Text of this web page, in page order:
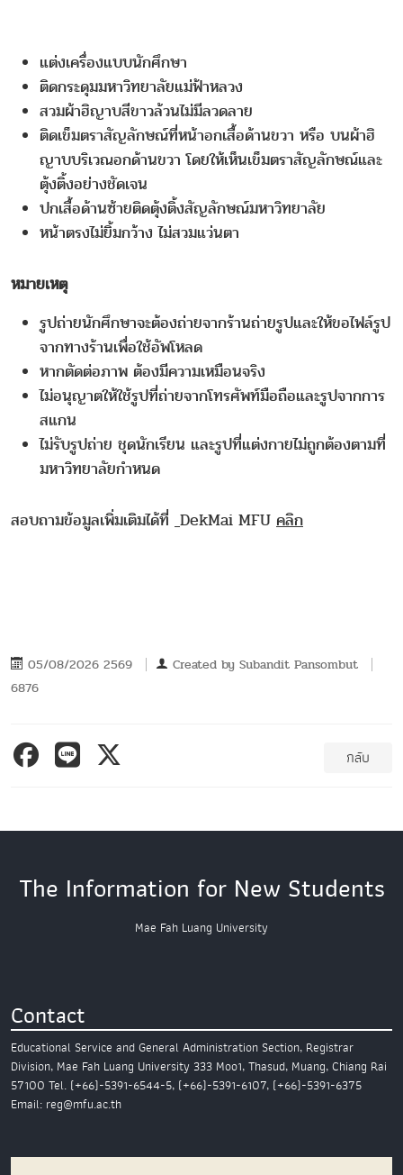
แต่งเครื่องแบบนักศึกษา
ติดกระดุมมหาวิทยาลัยแม่ฟ้าหลวง
สวมผ้าฮิญาบสีขาวล้วนไม่มีลวดลาย
ติดเข็มตราสัญลักษณ์ที่หน้าอกเสื้อด้านขวา หรือ บนผ้าฮิ
ญาบบริเวณอกด้านขวา โดยให้เห็นเข็มตราสัญลักษณ์และ
ตุ้งติ้งอย่างชัดเจน
ปกเสื้อด้านซ้ายติดตุ้งติ้งสัญลักษณ์มหาวิทยาลัย
หน้าตรงไม่ยิ้มกว้าง ไม่สวมแว่นตา
หมายเ หตุ
รูปถ่ายนักศึกษาจะต้องถ่ายจากร้านถ่ายรูปและให้ขอไฟล์รูป
จากทางร้านเพื่อใช้อัพโหลด
หากตัดต่อภาพ ต้องมีความเหมือนจริง
ไ ม่อนุญาตให้ใช้รูปที่ถ่ายจากโทรศัพท์มือถือและรูปจากการ
สแกน
ไม่รับรูปถ่าย ชุดนักเรียน และรูปที่แต่งกายไม่ถูกต้องตามที่
มหาวิทยาลัยกำหนด
สอบถามข้อมูลเพิ่มเติมได้ที่ DekMai MFU คลิก
05/08/2026 2569 Created by Subandit Pansombut
6876
กลับ
The Information for New Students
Mae Fah Luang University
Contact
Educational Service and General Administration Section, Registrar
Division, Mae Fah Luang University 333 Moo1, Thasud, Muang,Chiang Rai
57100 Tel. (+66)-5391-6544-5, (+66)-5391-6107, (+66)-5391-6375
Email: reg@mfu.ac.th